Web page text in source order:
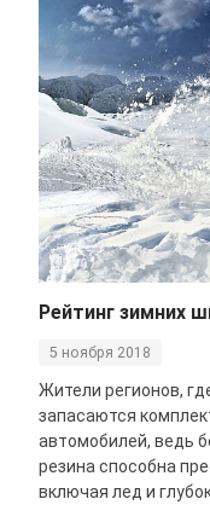
Рейтинг зимних
5 ноября 2018
Жители регионов,
запасаются
автомобилей, ведь
резина способна
включая лед и